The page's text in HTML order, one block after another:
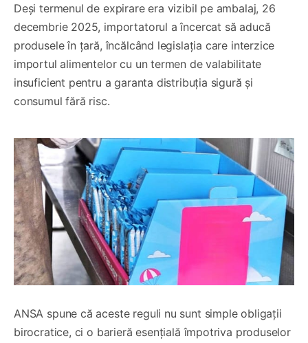
Deși termenul de expirare era vizibil pe ambalaj, 26
decembrie 2025, importatorul a încercat să aducă
produsele în țară, încălcând legislația care interzice
importul alimentelor cu un termen de valabilitate
insuficient pentru a garanta distribuția sigură și
consumul fără risc.
ANSA spune că aceste reguli nu sunt simple obligații
birocratice, ci o barieră esențială împotriva produselor